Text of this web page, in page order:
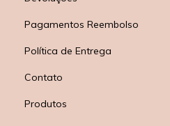
Pagamentos Reembolso
Política de Entrega
Contato
Produtos